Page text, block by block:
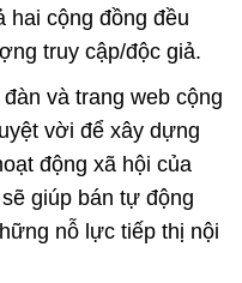
hai cộng đồng đều
truy cập/độc giả.
và trang web cộng
vời để xây dựng
động xã hội của
giúp bán tự động
nỗ lực tiếp thị nội